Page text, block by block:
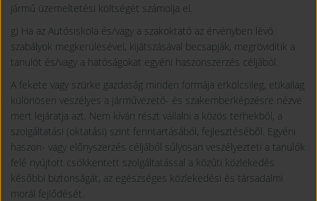
jármű üzemeltetési költségét számolja el.
g) Ha az Autósiskola és/vagy a szakoktató az érvényben lévő
szabályok megkerülésével, kijátszásával becsapják, megrövidítik a
tanulót és/vagy a hatóságokat egyéni haszonszerzés céljából.
A fekete vagy szürke gazdaság minden formája erkölcsileg, etikailag
különösen veszélyes a járművezető- és szakemberképzésre nézve
mert lejáratja azt. Nem kíván részt vállalni a közös terhekből, a
szolgáltatási (oktatási) szint fenntartásából, fejlesztéséből. Egyéni
haszon- vagy előnyszerzés céljából súlyosan veszélyezteti a tanulók
felé nyújtott csökkentett szolgáltatással a közúti közlekedés
későbbi biztonságát, az egészséges közlekedési és társadalmi
morál fejlődését.